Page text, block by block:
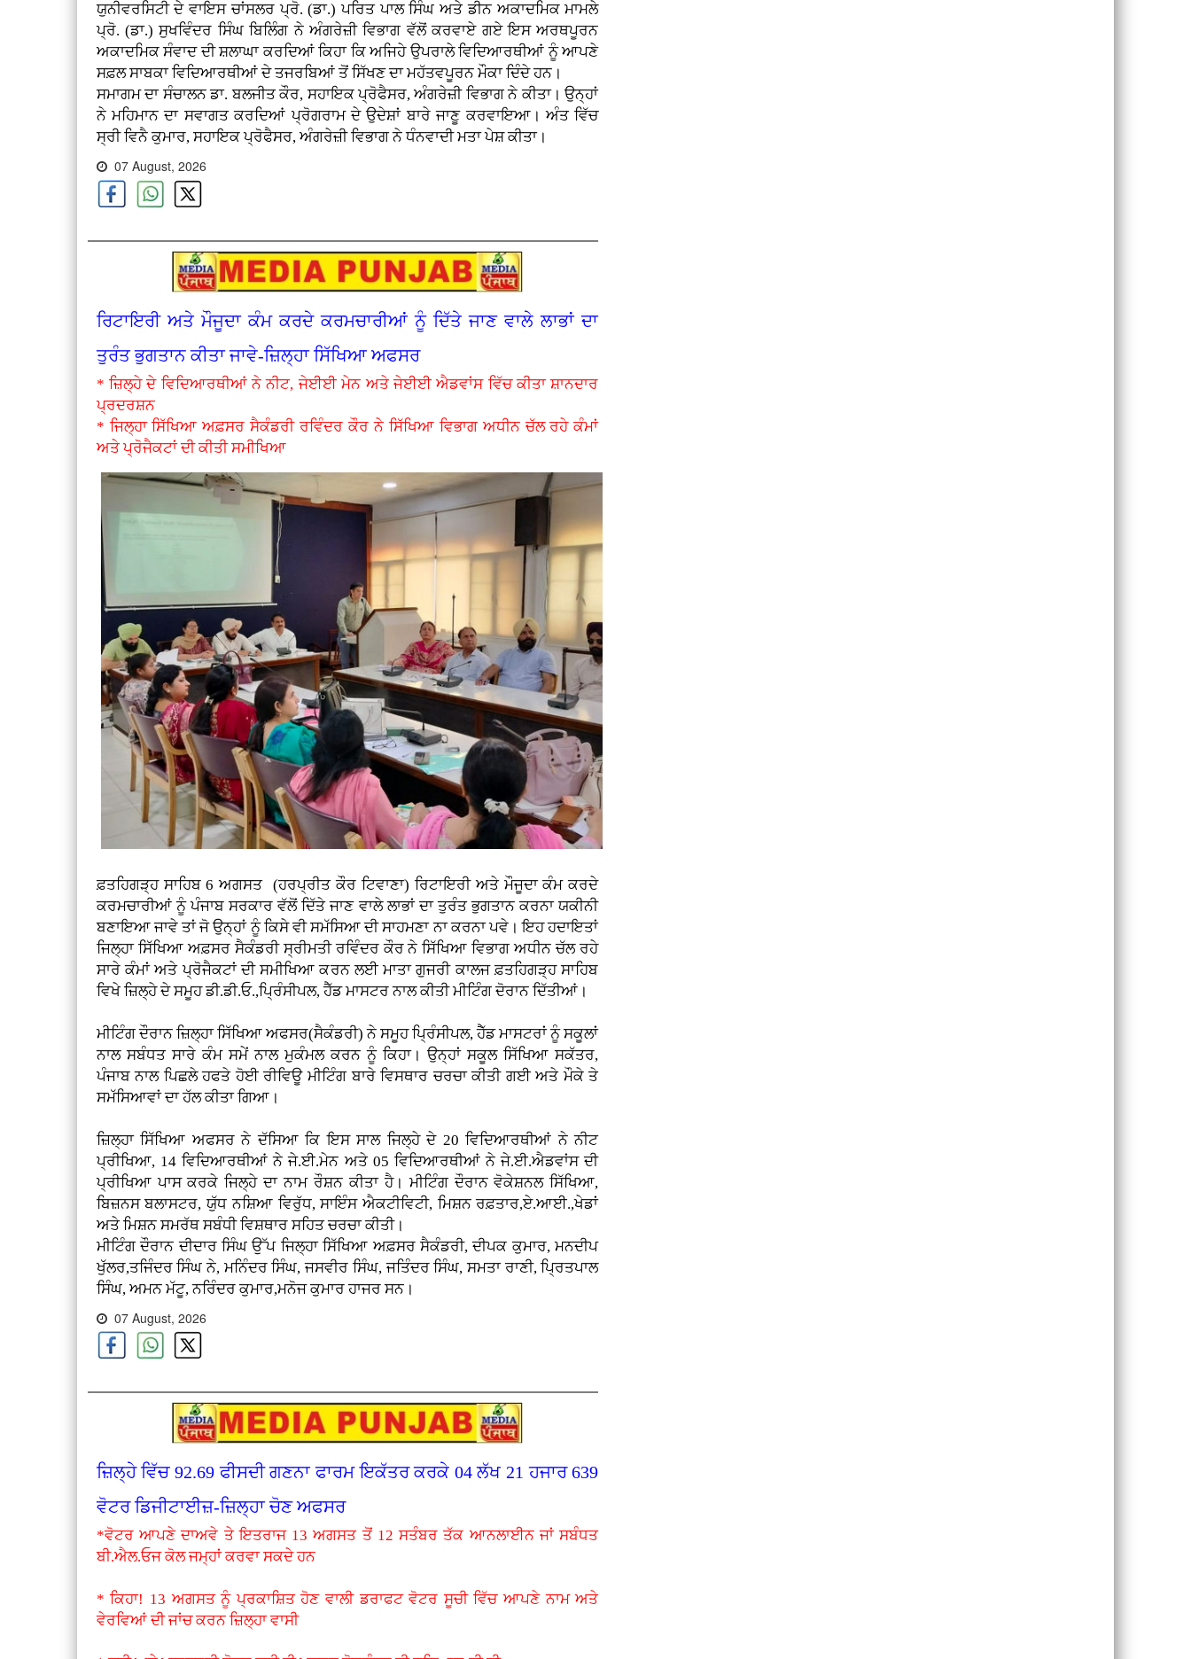
ਯੁਨੀਵਰਸਿਟੀ ਦੇ ਵਾਇਸ ਚਾਂਸਲਰ ਪ੍ਰੋ. (ਡਾ.) ਪਰਿਤ ਪਾਲ ਸਿੰਘ ਅਤੇ ਡੀਨ ਅਕਾਦਮਿਕ ਮਾਮਲੇ
ਪ੍ਰੋ. (ਡਾ.) ਸੁਖਵਿੰਦਰ ਸਿੰਘ ਬਿਲਿੰਗ ਨੇ ਅੰਗਰੇਜ਼ੀ ਵਿਭਾਗ ਵੱਲੋਂ ਕਰਵਾਏ ਗਏ ਇਸ ਅਰਥਪੂਰਨ
ਅਕਾਦਮਿਕ ਸੰਵਾਦ ਦੀ ਸ਼ਲਾਘਾ ਕਰਦਿਆਂ ਕਿਹਾ ਕਿ ਅਜਿਹੇ ਉਪਰਾਲੇ ਵਿਦਿਆਰਥੀਆਂ ਨੂੰ ਆਪਣੇ
ਸਫ਼ਲ ਸਾਬਕਾ ਵਿਦਿਆਰਥੀਆਂ ਦੇ ਤਜਰਬਿਆਂ ਤੋਂ ਸਿੱਖਣ ਦਾ ਮਹੱਤਵਪੂਰਨ ਮੌਕਾ ਦਿੰਦੇ ਹਨ।
ਸਮਾਗਮ ਦਾ ਸੰਚਾਲਨ ਡਾ. ਬਲਜੀਤ ਕੌਰ, ਸਹਾਇਕ ਪ੍ਰੋਫੈਸਰ, ਅੰਗਰੇਜ਼ੀ ਵਿਭਾਗ ਨੇ ਕੀਤਾ। ਉਨ੍ਹਾਂ
ਨੇ ਮਹਿਮਾਨ ਦਾ ਸਵਾਗਤ ਕਰਦਿਆਂ ਪ੍ਰੋਗਰਾਮ ਦੇ ਉਦੇਸ਼ਾਂ ਬਾਰੇ ਜਾਣੂ ਕਰਵਾਇਆ। ਅੰਤ ਵਿੱਚ
ਸ੍ਰੀ ਵਿਨੈ ਕੁਮਾਰ, ਸਹਾਇਕ ਪ੍ਰੋਫੈਸਰ, ਅੰਗਰੇਜ਼ੀ ਵਿਭਾਗ ਨੇ ਧੰਨਵਾਦੀ ਮਤਾ ਪੇਸ਼ ਕੀਤਾ।
07 August, 2026
ਰਿਟਾਇਰੀ ਅਤੇ ਮੌਜੂਦਾ ਕੰਮ ਕਰਦੇ ਕਰਮਚਾਰੀਆਂ ਨੂੰ ਦਿੱਤੇ ਜਾਣ ਵਾਲੇ ਲਾਭਾਂ ਦਾ
ਤੁਰੰਤ ਭੁਗਤਾਨ ਕੀਤਾ ਜਾਵੇ-ਜ਼ਿਲ੍ਹਾ ਸਿੱਖਿਆ ਅਫਸਰ
* ਜ਼ਿਲ੍ਹੇ ਦੇ ਵਿਦਿਆਰਥੀਆਂ ਨੇ ਨੀਟ, ਜੇਈਈ ਮੇਨ ਅਤੇ ਜੇਈਈ ਐਡਵਾਂਸ ਵਿੱਚ ਕੀਤਾ ਸ਼ਾਨਦਾਰ
ਪ੍ਰਦਰਸ਼ਨ
* ਜਿਲ੍ਹਾ ਸਿੱਖਿਆ ਅਫ਼ਸਰ ਸੈਕੰਡਰੀ ਰਵਿੰਦਰ ਕੌਰ ਨੇ ਸਿੱਖਿਆ ਵਿਭਾਗ ਅਧੀਨ ਚੱਲ ਰਹੇ ਕੰਮਾਂ
ਅਤੇ ਪ੍ਰੋਜੈਕਟਾਂ ਦੀ ਕੀਤੀ ਸਮੀਖਿਆ
ਫ਼ਤਹਿਗੜ੍ਹ ਸਾਹਿਬ 6 ਅਗਸਤ (ਹਰਪ੍ਰੀਤ ਕੌਰ ਟਿਵਾਣਾ) ਰਿਟਾਇਰੀ ਅਤੇ ਮੌਜੂਦਾ ਕੰਮ ਕਰਦੇ
ਕਰਮਚਾਰੀਆਂ ਨੂੰ ਪੰਜਾਬ ਸਰਕਾਰ ਵੱਲੋਂ ਦਿੱਤੇ ਜਾਣ ਵਾਲੇ ਲਾਭਾਂ ਦਾ ਤੁਰੰਤ ਭੁਗਤਾਨ ਕਰਨਾ ਯਕੀਨੀ
ਬਣਾਇਆ ਜਾਵੇ ਤਾਂ ਜੋ ਉਨ੍ਹਾਂ ਨੂੰ ਕਿਸੇ ਵੀ ਸਮੱਸਿਆ ਦੀ ਸਾਹਮਣਾ ਨਾ ਕਰਨਾ ਪਵੇ। ਇਹ ਹਦਾਇਤਾਂ
ਜਿਲ੍ਹਾ ਸਿੱਖਿਆ ਅਫ਼ਸਰ ਸੈਕੰਡਰੀ ਸ੍ਰੀਮਤੀ ਰਵਿੰਦਰ ਕੌਰ ਨੇ ਸਿੱਖਿਆ ਵਿਭਾਗ ਅਧੀਨ ਚੱਲ ਰਹੇ
ਸਾਰੇ ਕੰਮਾਂ ਅਤੇ ਪ੍ਰੋਜੈਕਟਾਂ ਦੀ ਸਮੀਖਿਆ ਕਰਨ ਲਈ ਮਾਤਾ ਗੁਜਰੀ ਕਾਲਜ ਫ਼ਤਹਿਗੜ੍ਹ ਸਾਹਿਬ
ਵਿਖੇ ਜ਼ਿਲ੍ਹੇ ਦੇ ਸਮੂਹ ਡੀ.ਡੀ.ਓ.,ਪ੍ਰਿੰਸੀਪਲ, ਹੈੱਡ ਮਾਸਟਰ ਨਾਲ ਕੀਤੀ ਮੀਟਿੰਗ ਦੋਰਾਨ ਦਿੱਤੀਆਂ।
ਮੀਟਿੰਗ ਦੌਰਾਨ ਜ਼ਿਲ੍ਹਾ ਸਿੱਖਿਆ ਅਫਸਰ(ਸੈਕੰਡਰੀ) ਨੇ ਸਮੂਹ ਪ੍ਰਿੰਸੀਪਲ, ਹੈੱਡ ਮਾਸਟਰਾਂ ਨੂੰ ਸਕੂਲਾਂ
ਨਾਲ ਸਬੰਧਤ ਸਾਰੇ ਕੰਮ ਸਮੇਂ ਨਾਲ ਮੁਕੰਮਲ ਕਰਨ ਨੂੰ ਕਿਹਾ। ਉਨ੍ਹਾਂ ਸਕੂਲ ਸਿੱਖਿਆ ਸਕੱਤਰ,
ਪੰਜਾਬ ਨਾਲ ਪਿਛਲੇ ਹਫਤੇ ਹੋਈ ਰੀਵਿਊ ਮੀਟਿੰਗ ਬਾਰੇ ਵਿਸਥਾਰ ਚਰਚਾ ਕੀਤੀ ਗਈ ਅਤੇ ਮੌਕੇ ਤੇ
ਸਮੱਸਿਆਵਾਂ ਦਾ ਹੱਲ ਕੀਤਾ ਗਿਆ।
ਜ਼ਿਲ੍ਹਾ ਸਿੱਖਿਆ ਅਫਸਰ ਨੇ ਦੱਸਿਆ ਕਿ ਇਸ ਸਾਲ ਜਿਲ੍ਹੇ ਦੇ 20 ਵਿਦਿਆਰਥੀਆਂ ਨੇ ਨੀਟ
ਪ੍ਰੀਖਿਆ, 14 ਵਿਦਿਆਰਥੀਆਂ ਨੇ ਜੇ.ਈ.ਮੇਨ ਅਤੇ 05 ਵਿਦਿਆਰਥੀਆਂ ਨੇ ਜੇ.ਈ.ਐਡਵਾਂਸ ਦੀ
ਪ੍ਰੀਖਿਆ ਪਾਸ ਕਰਕੇ ਜਿਲ੍ਹੇ ਦਾ ਨਾਮ ਰੌਸ਼ਨ ਕੀਤਾ ਹੈ। ਮੀਟਿੰਗ ਦੌਰਾਨ ਵੋਕੇਸ਼ਨਲ ਸਿੱਖਿਆ,
ਬਿਜ਼ਨਸ ਬਲਾਸਟਰ, ਯੁੱਧ ਨਸ਼ਿਆ ਵਿਰੁੱਧ, ਸਾਇੰਸ ਐਕਟੀਵਿਟੀ, ਮਿਸ਼ਨ ਰਫ਼ਤਾਰ,ਏ.ਆਈ.,ਖੇਡਾਂ
ਅਤੇ ਮਿਸ਼ਨ ਸਮਰੱਥ ਸਬੰਧੀ ਵਿਸ਼ਥਾਰ ਸਹਿਤ ਚਰਚਾ ਕੀਤੀ।
ਮੀਟਿੰਗ ਦੌਰਾਨ ਦੀਦਾਰ ਸਿੰਘ ਉੱਪ ਜਿਲ੍ਹਾ ਸਿੱਖਿਆ ਅਫ਼ਸਰ ਸੈਕੰਡਰੀ, ਦੀਪਕ ਕੁਮਾਰ, ਮਨਦੀਪ
ਖੁੱਲਰ,ਤਜਿੰਦਰ ਸਿੰਘ ਨੇ, ਮਨਿੰਦਰ ਸਿੰਘ, ਜਸਵੀਰ ਸਿੰਘ, ਜਤਿੰਦਰ ਸਿੰਘ, ਸਮਤਾ ਰਾਣੀ, ਪ੍ਰਿਤਪਾਲ
ਸਿੰਘ, ਅਮਨ ਮੱਟੂ, ਨਰਿੰਦਰ ਕੁਮਾਰ,ਮਨੋਜ ਕੁਮਾਰ ਹਾਜਰ ਸਨ।
07 August, 2026
ਜ਼ਿਲ੍ਹੇ ਵਿੱਚ 92.69 ਫੀਸਦੀ ਗਣਨਾ ਫਾਰਮ ਇਕੱਤਰ ਕਰਕੇ 04 ਲੱਖ 21 ਹਜਾਰ 639
ਵੋਟਰ ਡਿਜੀਟਾਈਜ਼-ਜ਼ਿਲ੍ਹਾ ਚੋਣ ਅਫਸਰ
*ਵੋਟਰ ਆਪਣੇ ਦਾਅਵੇ ਤੇ ਇਤਰਾਜ 13 ਅਗਸਤ ਤੋਂ 12 ਸਤੰਬਰ ਤੱਕ ਆਨਲਾਈਨ ਜਾਂ ਸਬੰਧਤ
ਬੀ.ਐਲ.ਓਜ ਕੋਲ ਜਮ੍ਹਾਂ ਕਰਵਾ ਸਕਦੇ ਹਨ
* ਕਿਹਾ! 13 ਅਗਸਤ ਨੂੰ ਪ੍ਰਕਾਸ਼ਿਤ ਹੋਣ ਵਾਲੀ ਡਰਾਫਟ ਵੋਟਰ ਸੂਚੀ ਵਿੱਚ ਆਪਣੇ ਨਾਮ ਅਤੇ
ਵੇਰਵਿਆਂ ਦੀ ਜਾਂਚ ਕਰਨ ਜ਼ਿਲ੍ਹਾ ਵਾਸੀ